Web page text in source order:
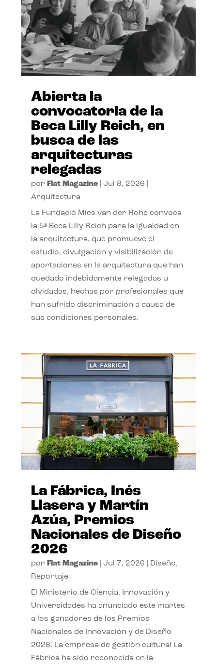
Abierta la
convocatoria de la
Beca Lilly Reich, en
busca de las
arquitecturas
relegadas
por Flat Magazine| Jul 8, 2026
Arquitectura
La Fundació Mies van der Rohe convoca
la 5ª Beca Lilly Reich para la igualdad en
la arquitectura, que promueve el
estudio, divulgación y visibilización de
aportaciones en la arquitectura que han
quedado indebidamente relegadas u
olvidadas, hechas por profesionales que
han sufrido discriminación a causa de
sus condiciones personales.
La Fábrica, Inés
Llasera y Martín
Azúa, Premios
Nacionales de Diseño
2026
por Flat Magazine| Jul 7, 2026 Diseño,
Reportaje
El Ministerio de Ciencia, Innovación y
Universidades ha anunciado este martes
a los ganadores de los Premios
Nacionales de Innovación y de Diseño
2026. La empresa de gestión cultural La
Fábrica ha sido reconocida en la